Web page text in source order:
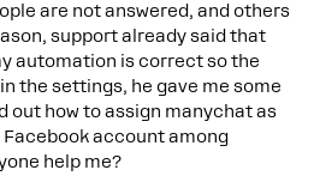
are not answered, and others
support already said that
automation is correct so the
the settings, he gave me some
out how to assign manychat as
account among
help me?